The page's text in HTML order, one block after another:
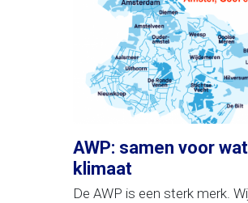
AWP: samen voor
klimaat
De AWP is een sterk merk.